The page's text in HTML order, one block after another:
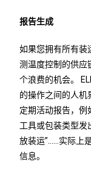
报告生成
如果您拥有所有装
测温度控制的供应
个浪费的机会。
的操作之间的人机
定期活动报告，
工具或包装类型发
放装运”……实际上
信息。